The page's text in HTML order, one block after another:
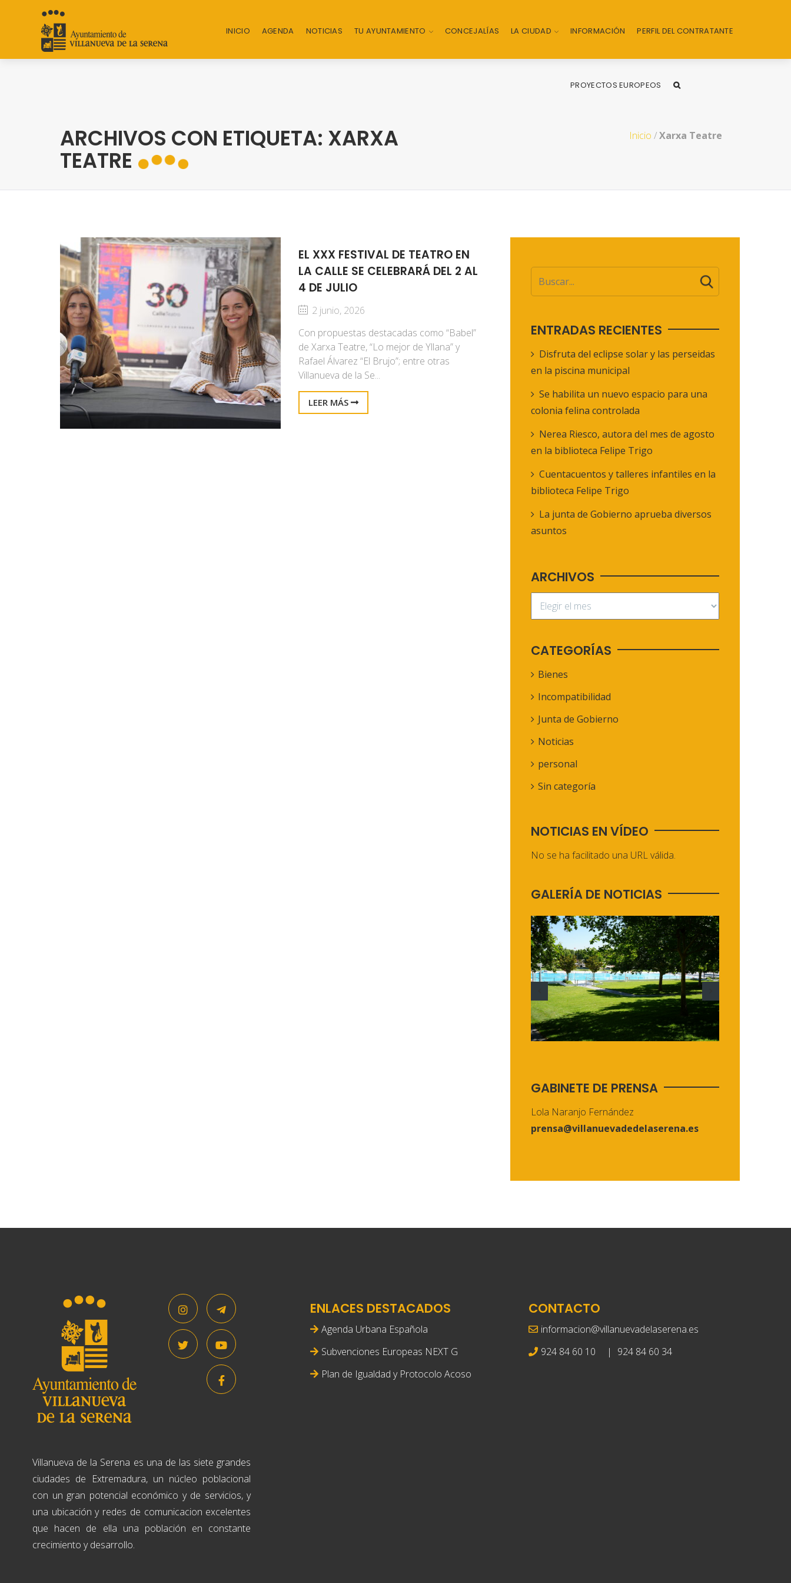
INICIO AGENDA NOTICIAS TU AYUNTAMIENTO CONCEJALÍAS LA CIUDAD INFORMACIÓN PERFIL DEL CONTRATANTE
PROYECTOS EUROPEOS
ARCHIVOS CON ETIQUETA: XARXA
TEATRE
Inicio /Xarxa Teatre
EL XXX FESTIVAL DE TEATRO EN
LA CALLE SE CELEBRARÁ DEL 2 AL
4 DE JULIO
2 junio, 2026
Con propuestas destacadas como “Babel”
de Xarxa Teatre, “Lo mejor de Yllana” y
Rafael Álvarez “El Brujo”; entre otras
Villanueva de la Se...
LEER MÁS
ENTRADAS RECIENTES
Disfruta del eclipse solar y las perseidas
en la piscina municipal
Se habilita un nuevo espacio para una
colonia felina controlada
Nerea Riesco, autora del mes de agosto
en la biblioteca Felipe Trigo
Cuentacuentos y talleres infantiles en la
biblioteca Felipe Trigo
La junta de Gobierno aprueba diversos
asuntos
ARCHIVOS
CATEGORÍAS
Bienes
Incompatibilidad
Junta de Gobierno
Noticias
personal
Sin categoría
NOTICIAS EN VÍDEO
No se ha facilitado una URL válida.
GALERÍA DE NOTICIAS
GABINETE DE PRENSA
Lola Naranjo Fernández
prensa@villanuevadedelaserena.es
Villanueva de la Serena es una de las siete grandes
ciudades de Extremadura, un núcleo poblacional
con un gran potencial económico y de servicios, y
una ubicación y redes de comunicacion excelentes
que hacen de ella una población en constante
crecimiento y desarrollo.
ENLACES DESTACADOS
Agenda Urbana Española
Subvenciones Europeas NEXT G
Plan de Igualdad y Protocolo Acoso
CONTACTO
informacion@villanuevadelaserena.es
924 84 60 10
| 924 84 60 34